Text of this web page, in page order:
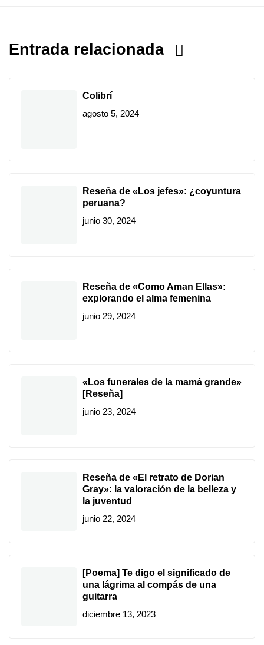
Entrada relacionada
Colibrí
agosto 5, 2024
Reseña de «Los jefes»: ¿coyuntura
peruana?
junio 30, 2024
Reseña de «Como Aman Ellas»:
explorando el alma femenina
junio 29, 2024
«Los funerales de la mamá grande»
[Reseña]
junio 23, 2024
Reseña de «El retrato de Dorian
Gray»: la valoración de la belleza y
la juventud
junio 22, 2024
[Poema] Te digo el significado de
una lágrima al compás de una
guitarra
diciembre 13, 2023